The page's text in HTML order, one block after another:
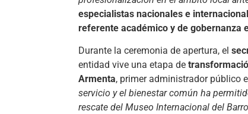
especialistas nacionales e
referente académico y de gobernanza
Durante la ceremonia de apertura, el
entidad vive una etapa de
Armenta, primer administrador público
servicio y el bienestar común ha
rescate del Museo Internacional del